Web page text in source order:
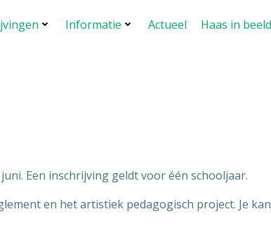
Informatie Actueel Haas in beeld
Een inschrijving geldt voor één schooljaar.
en het artistiek pedagogisch project. Je